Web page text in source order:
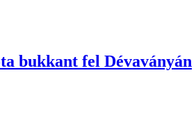
bukkant fel Dévaványán